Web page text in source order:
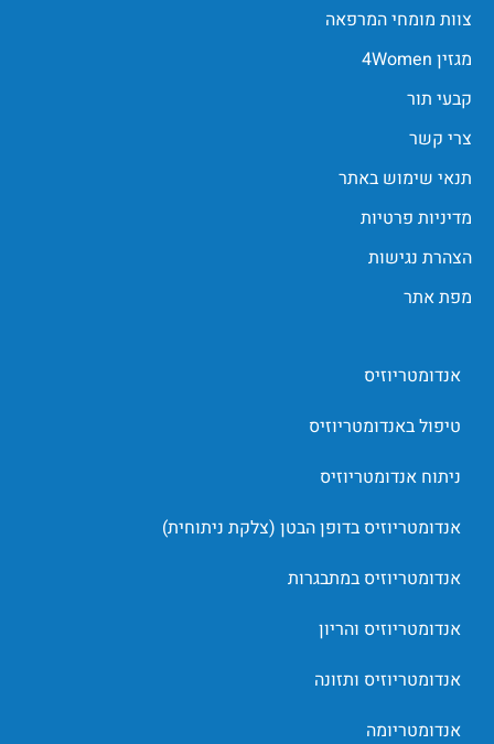
צוות מומחי המרפאה
מגזין 4Women
קבעי תור
צרי קשר
תנאי שימוש באתר
מדיניות פרטיות
הצהרת נגישות
מפת אתר
אנדומטריוזיס
טיפול באנדומטריוזיס
ניתוח אנדומטריוזיס
אנדומטריוזיס בדופן הבטן (צלקת ניתוחית)
אנדומטריוזיס במתבגרות
אנדומטריוזיס והריון
אנדומטריוזיס ותזונה
אנדומטריומה